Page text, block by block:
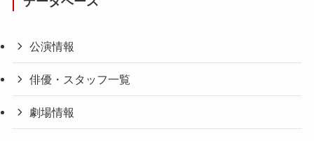
公演情報
俳優・スタッフ一覧
劇場情報